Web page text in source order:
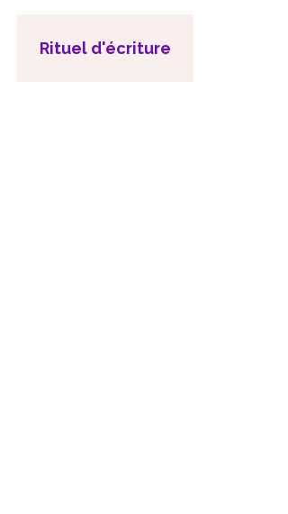
Rituel d'écriture